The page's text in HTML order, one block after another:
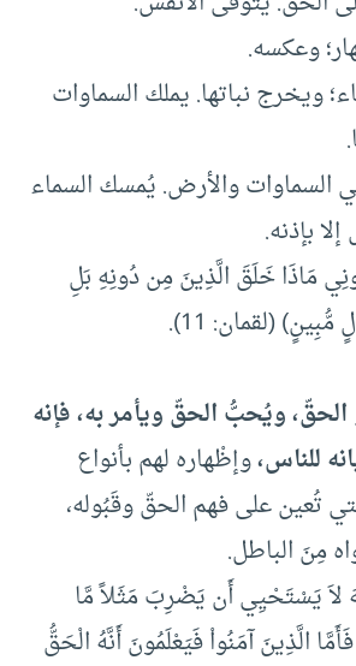
وعكسه.
ويخرج نباتها. يملك السماوات
السماوات والأرض. يُمسك السماء
بإذنه.
مَاذَا خَلَقَ الَّذِينَ مِن دُونِهِ بَلِ
(لقمان: 11).
الحقّ، ويُحبُّ الحقّ ويأمر به، فإنه
للناس،وإظْهاره لهم بأنواع
تُعين على فهم الحقّ وقَبُوله،
مِنَ الباطل.
لاَ يَسْتَحْيِي أَن يَضْرِبَ مَثَلاً مَّا
الَّذِينَ آمَنُواْ فَيَعْلَمُونَ أَنَّهُ الْحَقُّ